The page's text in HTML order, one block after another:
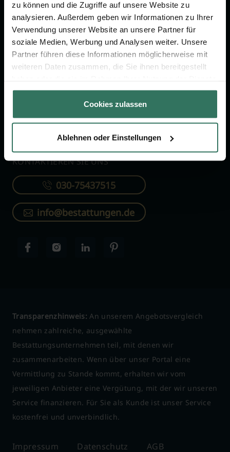
zu können und die Zugriffe auf unsere Website zu
analysieren. Außerdem geben wir Informationen zu Ihrer
Verwendung unserer Website an unsere Partner für
soziale Medien, Werbung und Analysen weiter. Unsere
Partner führen diese Informationen möglicherweise mit
weiteren Daten zusammen, die Sie ihnen bereitgestellt
gesammelt haben.
Cookies zulassen
Ablehnen oder Einstellungen
FÜR SIE
Vergleich
Ratgeber
Verzeichnis
FÜR BESTATTER
Online-Portal
Kostenlos registrieren
KONTAKTIEREN SIE UNS
030-75437515
info@bestattungen.de
Transparenzhinweis: An unserem Angebotsvergleich
nehmen zahlreiche, ausgewählte
Bestattungsunternehmen teil, mit denen wir
zusammenarbeiten. Wenn über unser Portal eine
Vermittlung zu Stande kommt, erhalten wir vom
jeweiligen Anbieter eine Vergütung, mit der wir unseren
Service finanzieren. Für Sie als Kunde ist unser Service
kostenfrei und unverbindlich.
Impressum Datenschutz AGB